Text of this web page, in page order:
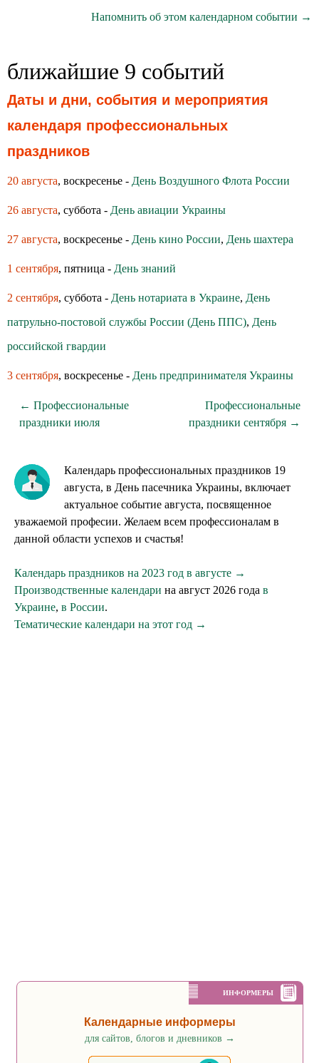
Напомнить об этом календарном событии →
ближайшие 9 событий
Даты и дни, события и мероприятия
календаря профессиональных
праздников
20 августа, воскресенье - День Воздушного Флота России
26 августа, суббота - День авиации Украины
27 августа, воскресенье - День кино России, День шахтера
1 сентября, пятница - День знаний
2 сентября, суббота - День нотариата в Украине, День
патрульно-постовой службы России (День ППС), День
российской гвардии
3 сентября, воскресенье - День предпринимателя Украины
← Профессиональные
праздники июля
Профессиональные
праздники сентября →
Календарь профессиональных праздников 19
августа, в День пасечника Украины, включает
актуальное событие августа, посвященное
уважаемой професии. Желаем всем профессионалам в
данной области успехов и счастья!
Календарь праздников на 2023 год в августе →
Производственные календари на август 2026 года в
Украине, в России.
Тематические календари на этот год →
ИНФОРМЕРЫ
Календарные информеры
для сайтов, блогов и дневников →